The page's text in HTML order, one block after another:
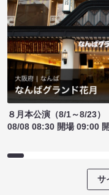
８月本公演（8/1～8/23）
08/08 08:30 開場 09:00
サ